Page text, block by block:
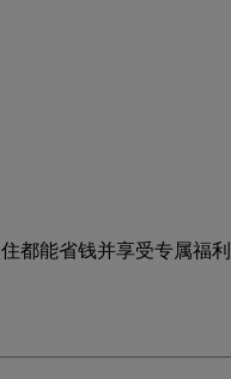
都能省钱并享受专属福利